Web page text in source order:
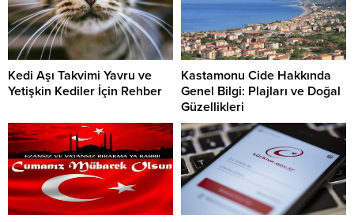
Kedi Aşı Takvimi Yavru ve
Yetişkin Kediler İçin Rehber
Kastamonu Cide Hakkında
Genel Bilgi: Plajları ve Doğal
Güzellikleri